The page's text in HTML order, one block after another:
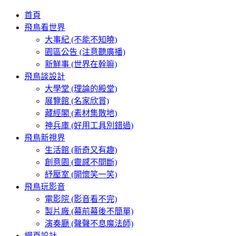
首頁
飛鳥看世界
大事紀 (不能不知曉)
園區公告 (注意聽廣播)
新鮮事 (世界在幹嘛)
飛鳥談設計
大學堂 (理論的殿堂)
展覽館 (名家欣賞)
藏經閣 (素材集散地)
神兵庫 (好用工具別錯過)
飛鳥新視界
生活館 (新奇又有趣)
創意園 (靈感不間斷)
紓壓室 (開懷笑一笑)
飛鳥玩影音
電影院 (影音看不完)
製片廠 (幕前幕後不簡單)
演奏廳 (聲聲不息魔法師)